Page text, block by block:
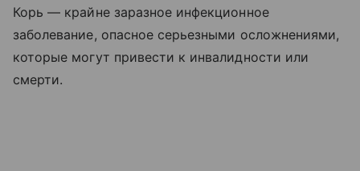
Корь — крайне заразное инфекционное
заболевание, опасное серьезными осложнениями,
которые могут привести к инвалидности или
смерти.